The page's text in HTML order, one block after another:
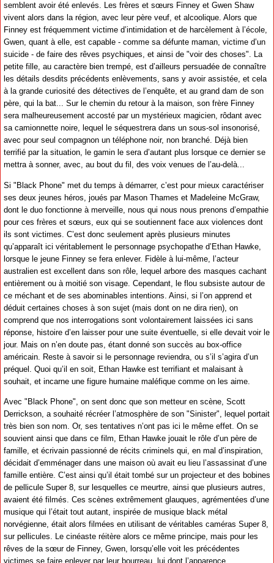
semblent avoir été enlevés. Les frères et sœurs Finney et Gwen Shaw
vivent alors dans la région, avec leur père veuf, et alcoolique. Alors que
Finney est fréquemment victime d’intimidation et de harcèlement à l’école,
Gwen, quant à elle, est capable - comme sa défunte maman, victime d’un
suicide - de faire des rêves psychiques, et ainsi de "voir des choses". La
petite fille, au caractère bien trempé, est d’ailleurs persuadée de connaître
les détails desdits précédents enlèvements, sans y avoir assistée, et cela
à la grande curiosité des détectives de l’enquête, et au grand dam de son
père, qui la bat... Sur le chemin du retour à la maison, son frère Finney
sera malheureusement accosté par un mystérieux magicien, rôdant avec
sa camionnette noire, lequel le séquestrera dans un sous-sol insonorisé,
avec pour seul compagnon un téléphone noir, non branché. Déjà bien
terrifié par la situation, le gamin le sera d’autant plus lorsque ce dernier se
mettra à sonner, avec, au bout du fil, des voix venues de l’au-delà...
Si "Black Phone" met du temps à démarrer, c’est pour mieux caractériser
ses deux jeunes héros, joués par Mason Thames et Madeleine McGraw,
dont le duo fonctionne à merveille, nous qui nous nous prenons d’empathie
pour ces frères et sœurs, eux qui se soutiennent face aux violences dont
ils sont victimes. C’est donc seulement après plusieurs minutes
qu’apparaît ici véritablement le personnage psychopathe d’Ethan Hawke,
lorsque le jeune Finney se fera enlever. Fidèle à lui-même, l’acteur
australien est excellent dans son rôle, lequel arbore des masques cachant
entièrement ou à moitié son visage. Cependant, le flou subsiste autour de
ce méchant et de ses abominables intentions. Ainsi, si l’on apprend et
déduit certaines choses à son sujet (mais dont on ne dira rien), on
comprend que nos interrogations sont volontairement laissées ici sans
réponse, histoire d’en laisser pour une suite éventuelle, si elle devait voir le
jour. Mais on n’en doute pas, étant donné son succès au box-office
américain. Reste à savoir si le personnage reviendra, ou s’il s’agira d’un
préquel. Quoi qu’il en soit, Ethan Hawke est terrifiant et malaisant à
souhait, et incarne une figure humaine maléfique comme on les aime.
Avec "Black Phone", on sent donc que son metteur en scène, Scott
Derrickson, a souhaité récréer l’atmosphère de son "Sinister", lequel portait
très bien son nom. Or, ses tentatives n’ont pas ici le même effet. On se
souvient ainsi que dans ce film, Ethan Hawke jouait le rôle d’un père de
famille, et écrivain passionné de récits criminels qui, en mal d’inspiration,
décidait d’emménager dans une maison où avait eu lieu l’assassinat d’une
famille entière. C’est ainsi qu’il était tombé sur un projecteur et des bobines
de pellicule Super 8, sur lesquelles ce meurtre, ainsi que plusieurs autres,
avaient été filmés. Ces scènes extrêmement glauques, agrémentées d’une
musique qui l’était tout autant, inspirée de musique black métal
norvégienne, était alors filmées en utilisant de véritables caméras Super 8,
sur pellicules. Le cinéaste réitère alors ce même principe, mais pour les
rêves de la sœur de Finney, Gwen, lorsqu’elle voit les précédentes
victimes se faire enlever par leur bourreau, lui dont l’apparence